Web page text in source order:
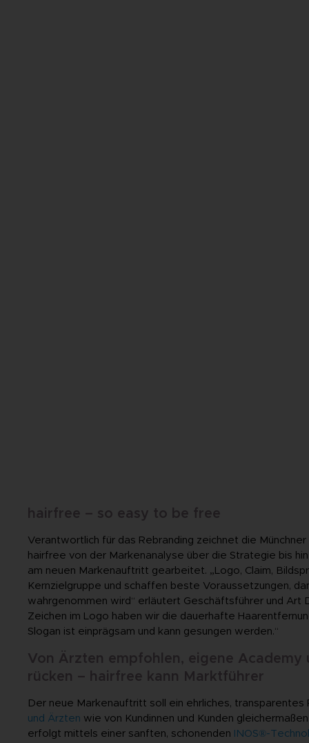
hairfree – so easy to be free
Verantwortlich für das Rebranding zeichnet die
hairfree von der Markenanalyse über die Strategie bis
am neuen Markenauftritt gearbeitet. „Logo, Claim,
Kernzielgruppe und schaffen beste Voraussetzungen,
wahrgenommen wird“ erläutert Geschäftsführer und
Zeichen im Logo haben wir die dauerhafte
Slogan ist einprägsam und kann gesungen werden.“
Von Ärzten empfohlen, eigene
rücken – hairfree kann Marktführer
Der neue Markenauftritt soll ein ehrliches,
und Ärzten wie von Kundinnen und Kunden
erfolgt mittels einer sanften, schonenden
INOS®-